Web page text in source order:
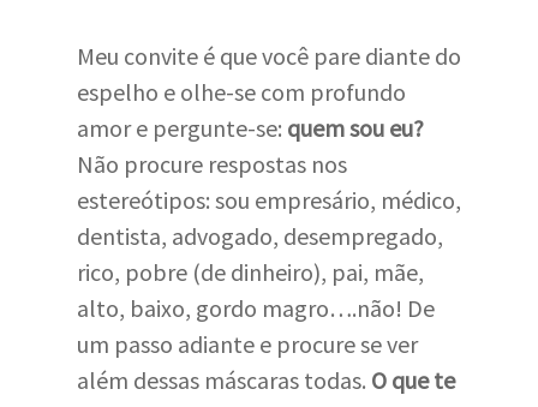
Meu convite é que você pare diante do
espelho e olhe-se com profundo
amor e pergunte-se: quem sou eu?
Não procure respostas nos
estereótipos: sou empresário, médico,
dentista, advogado, desempregado,
rico, pobre (de dinheiro), pai, mãe,
alto, baixo, gordo magro….não! De
um passo adiante e procure se ver
além dessas máscaras todas. O que te